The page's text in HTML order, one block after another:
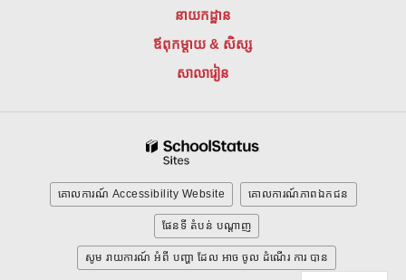
នាយកដ្ឋាន
ឪពុកម្តាយ & សិស្ស
សាលារៀន
គោលការណ៍ Accessibility Website គោលការណ៍ភាពឯកជន
ផែនទី តំបន់ បណ្ដាញ
សូម រាយការណ៍ អំពី បញ្ហា ដែល អាច ចូល ដំណើរ ការ បាន